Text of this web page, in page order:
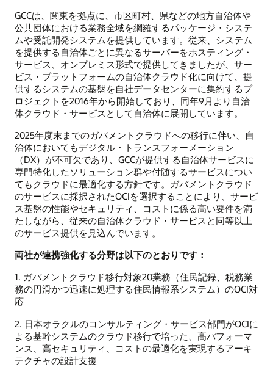
GCCは、関東を拠点に、市区町村、県などの地方自治体や
公共団体における業務全域を網羅するパッケージ・システ
ムや受託開発システムを提供しています。従来、システム
を提供する自治体ごとに異なるサーバーをホスティング・
サービス、オンプレミス形式で提供してきましたが、サー
ビス・プラットフォームの自治体クラウド化に向けて、提
供するシステムの基盤を自社データセンターに集約するプ
ロジェクトを2016年から開始しており、同年9月より自治
体クラウド・サービスとして自治体に展開しています。
2025年度末までのガバメントクラウドへの移行に伴い、自
治体においてもデジタル・トランスフォーメーション
（DX）が不可欠であり、GCCが提供する自治体サービスに
専門特化したソリューション群や付随するサービスについ
てもクラウドに最適化する方針です。ガバメントクラウド
のサービスに採択されたOCIを選択することにより、サービ
ス基盤の性能やセキュリティ、コストに係る高い要件を満
たしながら、従来の自治体クラウド・サービスと同等以上
のサービス提供を見込んでいます。
両社が連携強化する分野は以下のとおりです：
1. ガバメントクラウド移行対象20業務（住民記録、税務業
務の円滑かつ迅速に処理する住民情報系システム）のOCI対
応
2. 日本オラクルのコンサルティング・サービス部門がOCIに
よる基幹システムのクラウド移行で培った、高パフォーマ
ンス、高セキュリティ、コストの最適化を実現するアーキ
テクチャの設計支援